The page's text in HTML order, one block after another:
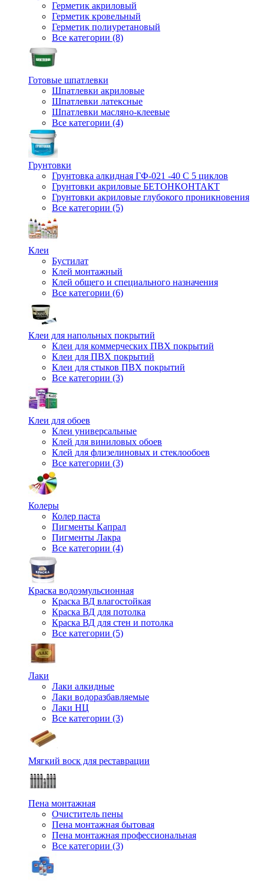
Герметик акриловый
Герметик кровельный
Герметик полиуретановый
Все категории (8)
Готовые шпатлевки
Шпатлевки акриловые
Шпатлевки латексные
Шпатлевки масляно-клеевые
Все категории (4)
Грунтовки
Грунтовка алкидная ГФ-021 -40 С 5 циклов
Грунтовки акриловые БЕТОНКОНТАКТ
Грунтовки акриловые глубокого проникновения
Все категории (5)
Клеи
Бустилат
Клей монтажный
Клей общего и специального назначения
Все категории (6)
Клеи для напольных покрытий
Клеи для коммерческих ПВХ покрытий
Клеи для ПВХ покрытий
Клеи для стыков ПВХ покрытий
Все категории (3)
Клеи для обоев
Клеи универсальные
Клей для виниловых обоев
Клей для флизелиновых и стеклообоев
Все категории (3)
Колеры
Колер паста
Пигменты Капрал
Пигменты Лакра
Все категории (4)
Краска водоэмульсионная
Краска ВД влагостойкая
Краска ВД для потолка
Краска ВД для стен и потолка
Все категории (5)
Лаки
Лаки алкидные
Лаки водоразбавляемые
Лаки НЦ
Все категории (3)
Мягкий воск для реставрации
Пена монтажная
Очиститель пены
Пена монтажная бытовая
Пена монтажная профессиональная
Все категории (3)